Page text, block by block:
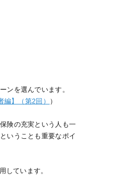
ンを選んでいます。
】（第2回）
）
険の充実という人も一
いうことも重要なポイ
しています。